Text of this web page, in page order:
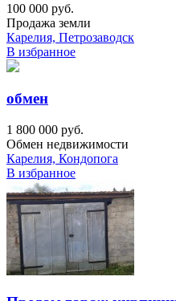
100 000 руб.
Продажа земли
Карелия, Петрозаводск
В избранное
обмен
1 800 000 руб.
Обмен недвижимости
Карелия, Кондопога
В избранное